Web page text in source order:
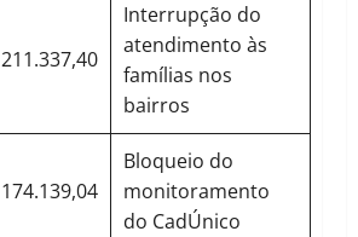
211.337,40
Interrupção do
atendimento às
famílias nos
bairros
174.139,04
Bloqueio do
monitoramento
do CadÚnico